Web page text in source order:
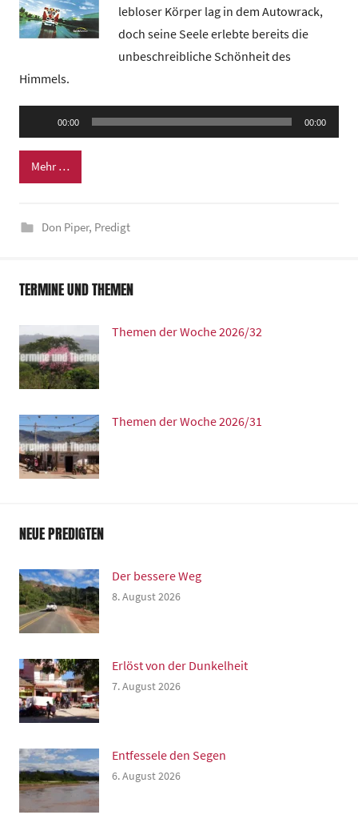
e
i
n
z
e
lebloser Körper lag in dem Autowrack,
doch seine Seele erlebte bereits die
unbeschreibliche Schönheit des
Himmels.
Player
00:00 00:00
Mehr …
Don Piper, Predigt
TERMINE UND THEMEN
Themen der Woche 2026/32
Themen der Woche 2026/31
NEUE PREDIGTEN
Der bessere Weg
8. August 2026
Erlöst von der Dunkelheit
7. August 2026
Entfessele den Segen
6. August 2026